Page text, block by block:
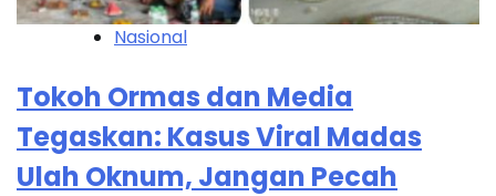
Nasional
Tokoh Ormas dan Media
Tegaskan: Kasus Viral Madas
Ulah Oknum, Jangan Pecah